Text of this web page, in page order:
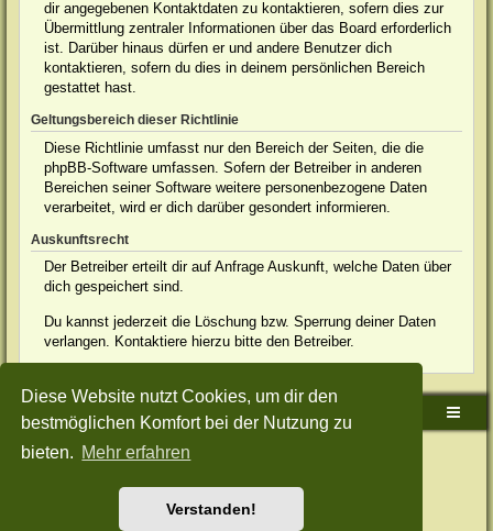
Diese Website nutzt Cookies, um dir den
bestmöglichen Komfort bei der Nutzung zu
bieten. Mehr erfahren
Verstanden!
dir angegebenen Kontaktdaten zu kontaktieren, sofern dies zur
Übermittlung zentraler Informationen über das Board erforderlich
ist. Darüber hinaus dürfen er und andere Benutzer dich
kontaktieren, sofern du dies in deinem persönlichen Bereich
gestattet hast.
Geltungsbereich dieser Richtlinie
Diese Richtlinie umfasst nur den Bereich der Seiten, die die
phpBB-Software umfassen. Sofern der Betreiber in anderen
Bereichen seiner Software weitere personenbezogene Daten
verarbeitet, wird er dich darüber gesondert informieren.
Auskunftsrecht
Der Betreiber erteilt dir auf Anfrage Auskunft, welche Daten über
dich gespeichert sind.
Du kannst jederzeit die Löschung bzw. Sperrung deiner Daten
verlangen. Kontaktiere hierzu bitte den Betreiber.
Sudden-Strike-Maps.de Hauptseite Foren-Übersicht
Powered byphpBB® Forum Software © phpBB Limited
Style: Green-Style-Split by Joyce&LunaphpBB-Style-Design
Nutzungsbedingungen